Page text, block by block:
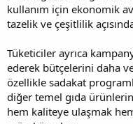
kullanım için ekonomik
tazelik ve çeşitlilik
Tüketiciler ayrıca
ederek bütçelerini daha
özellikle sadakat
diğer temel gıda
hem kaliteye ulaşmak